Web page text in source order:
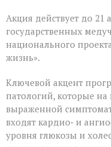
Акция действует до 21
государственных
национального
жизнь».
Ключевой акцент
патологий, которые
выраженной
входят кардио‑ и
уровня глюкозы и